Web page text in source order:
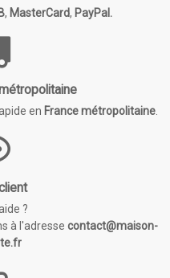
, MasterCard, PayPal.
en France métropolitaine.
?
à l'adresse contact@maison-